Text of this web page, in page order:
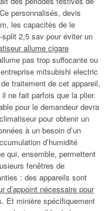
personnalisés, devis
les capacités de le
split 2,5 sav pour éviter un
allume cigare
pas trop suffocante ou
mitsubishi electric
traitement de cet appareil,
ne fait parfois que la plier.
pour le demandeur devra
pour obtenir un
à un besoin d’un
d’humidité
qui, ensemble, permettent
fenêtres de
: des appareils sont
d’appoint nécessaire pour
Et minière spécifiquement